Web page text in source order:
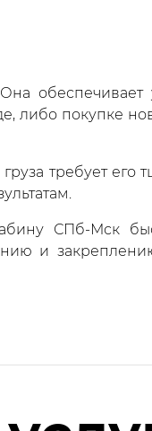
обеспечивает
либо покупке
требует его
СПб-Мск
и